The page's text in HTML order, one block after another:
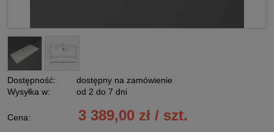
Dostępność:
dostępny na zamówienie
Wysyłka w:
od 2 do 7 dni
Cena: 3 389,00 zł / szt.